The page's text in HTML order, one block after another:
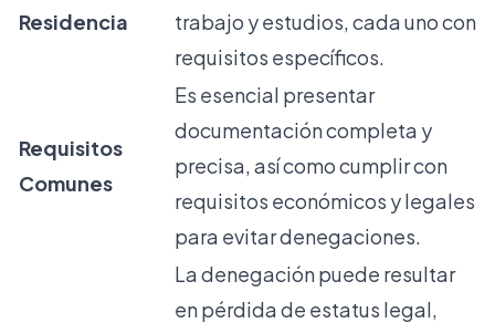
Residencia
trabajo y estudios, cada uno con
requisitos específicos.
Requisitos
Comunes
Es esencial presentar
documentación completa y
precisa, así como cumplir con
requisitos económicos y legales
para evitar denegaciones.
La denegación puede resultar
en pérdida de estatus legal,